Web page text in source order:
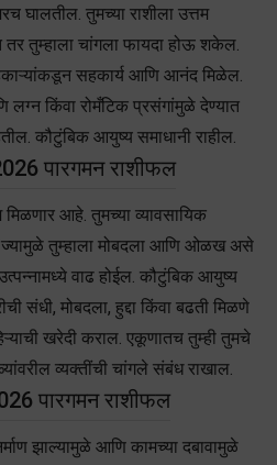
घालतील. तुमच्या राशीला उत्तम
तुम्हाला चांगला फायदा होऊ शकेल.
सहकार्य आणि आनंद मिळेल.
किंवा रोमँटिक प्रसंगांमुळे देण्यात
कौटुंबिक आयुष्य समाधानी राहील.
पारगमन राशीफल
आहे. तुमच्या व्यावसायिक
ज्यामुळे तुम्हाला मोबदला आणि ओळख असे
वाढ होईल. कौटुंबिक आयुष्य
संधी, मोबदला, हुद्दा किंवा बढती मिळणे
खरेदी कराल. एकूणातच तुम्ही तुमचे
व्यक्तींची चांगले संबंध राखाल.
पारगमन राशीफल
झाल्यामुळे आणि कामच्या दबावामुळे